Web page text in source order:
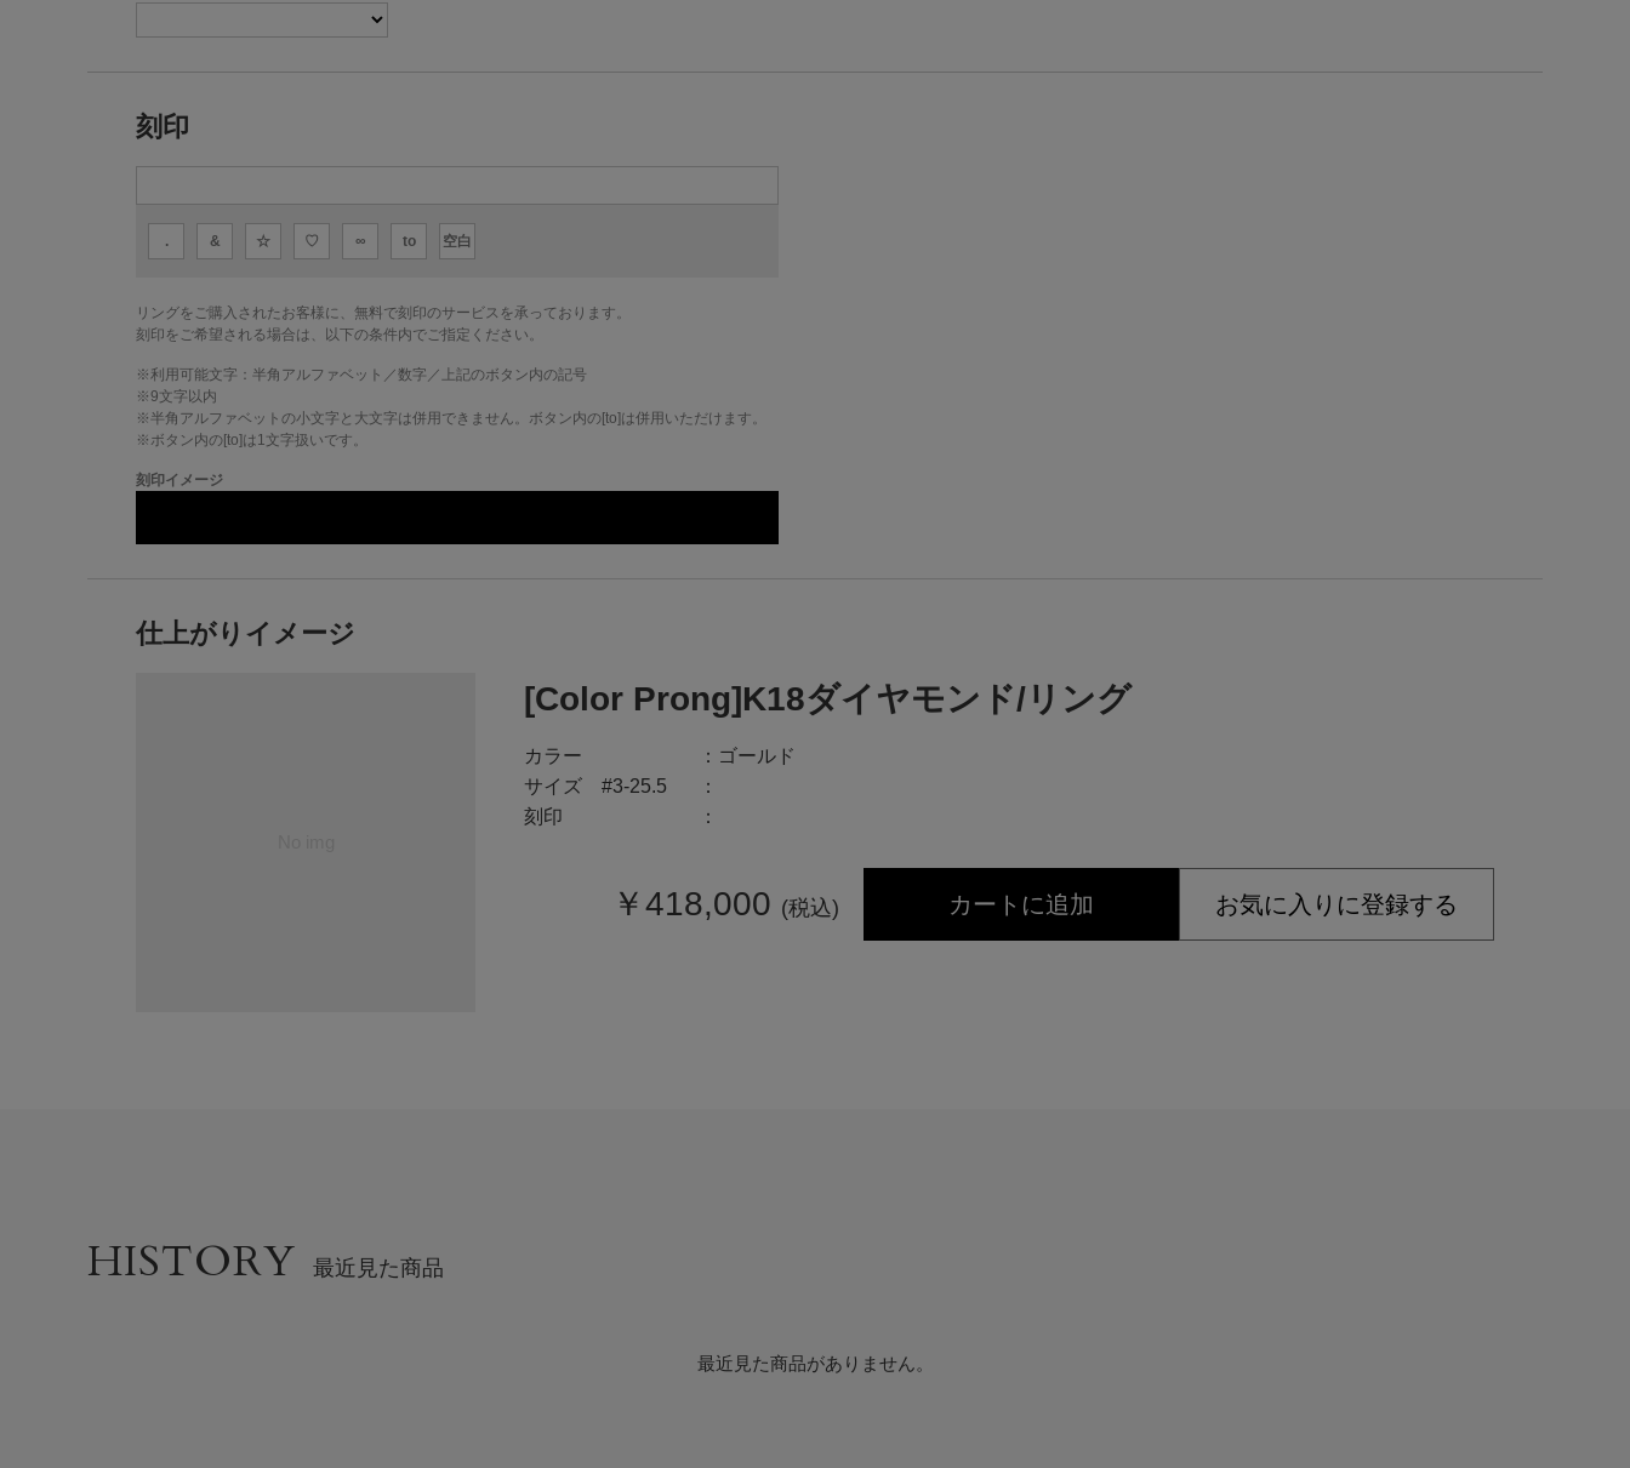
刻印
. & ☆ ♡ ∞ to 空白
リングをご購入されたお客様に、無料で刻印のサービスを承っております。
刻印をご希望される場合は、以下の条件内でご指定ください。
※利用可能文字： 半角アルファベット／数字／上記のボタン内の記号
※9文字以内
※半角アルファベットの小文字と大文字は併用できません。ボタン内の[to]は併用いただけます。
※ボタン内の[to]は1文字扱いです。
刻印イメージ
仕上がりイメージ
[Color Prong]K18ダイヤモンド/リング
カラー
ゴールド
サイズ #3-25.5
刻印
￥418,000 (税込) カートに追加 お気に入りに登録する
HISTORY
最近見た商品がありません。